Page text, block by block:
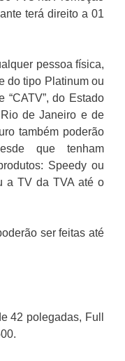
terá direito a 01
pessoa física,
do tipo Platinum ou
“CATV”, do Estado
de Janeiro e de
também poderão
que tenham
Speedy ou
a TV da TVA até o
ser feitas até
42 polegadas, Full